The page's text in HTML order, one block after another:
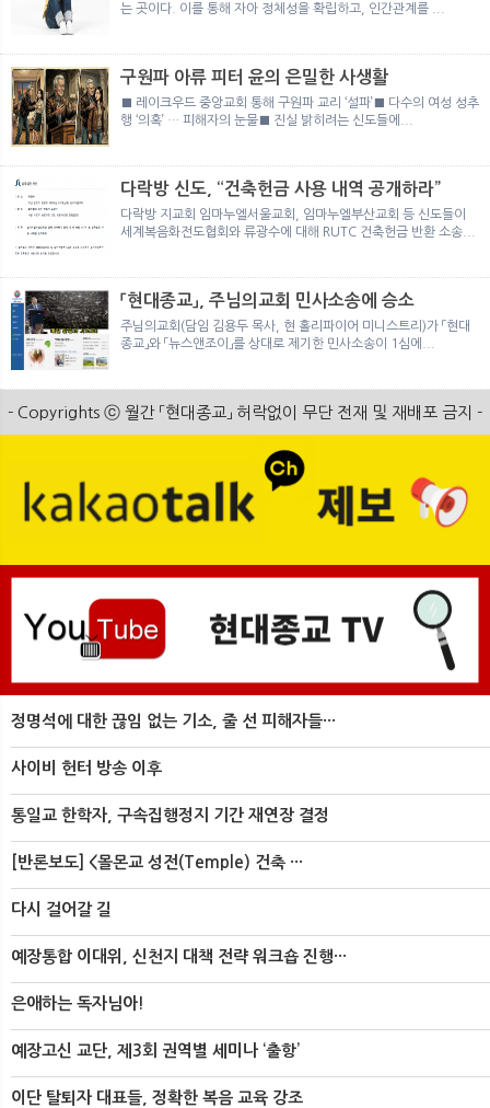
는 곳이다. 이를 통해 자아 정체성을 확립하고, 인간관계를 ...
구원파 아류 피터 윤의 은밀한 사생활
■ 레이크우드 중앙교회 통해 구원파 교리 ‘설파’■ 다수의 여성 성추
행 ‘의혹’ … 피해자의 눈물■ 진실 밝히려는 신도들에...
다락방 신도, “건축헌금 사용 내역 공개하라”
다락방 지교회 임마누엘서울교회, 임마누엘부산교회 등 신도들이
세계복음화전도협회와 류광수에 대해 RUTC 건축헌금 반환 소송...
「현대종교」, 주님의교회 민사소송에 승소
주님의교회(담임 김용두 목사, 현 홀리파이어 미니스트리)가 「현대
종교」와 「뉴스앤조이」를 상대로 제기한 민사소송이 1심에...
- Copyrights ⓒ 월간 「현대종교」 허락없이 무단 전재 및 재배포 금지 -
정명석에 대한 끊임 없는 기소, 줄 선 피해자들···
사이비 헌터 방송 이후
통일교 한학자, 구속집행정지 기간 재연장 결정
[반론보도] <몰몬교 성전(Temple) 건축 ···
다시 걸어갈 길
예장통합 이대위, 신천지 대책 전략 워크숍 진행···
은애하는 독자님아!
예장고신 교단, 제3회 권역별 세미나 ‘출항’
이단 탈퇴자 대표들, 정확한 복음 교육 강조